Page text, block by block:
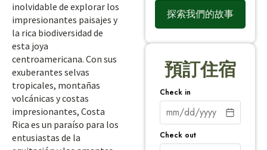
inolvidable de explorar los
impresionantes paisajes y
la rica biodiversidad de
esta joya
centroamericana. Con sus
exuberantes selvas
tropicales, montañas
volcánicas y costas
impresionantes, Costa
Rica es un paraíso para los
entusiastas de la
探索我們的故事
預訂住宿
Check in
Check out